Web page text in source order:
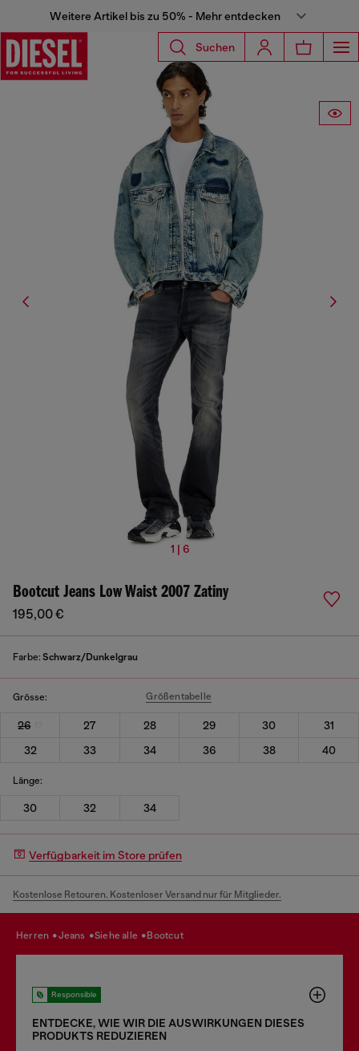
Weitere Artikel bis zu 50% - Mehr entdecken
Suchen
1 | 6
Bootcut Jeans Low Waist 2007 Zatiny
195,00 €
Farbe: Schwarz/Dunkelgrau
Grösse: Größentabelle
26 27 28 29 30
31
32
33 34 36 38 40
Länge:
30 32 34
Verfügbarkeit im Store prüfen
Kostenlose Retouren. Kostenloser Versand nur für Mitglieder.
herren jeans siehe alle bootcut
Responsible
ENTDECKE, WIE WIR DIE AUSWIRKUNGEN DIESES
PRODUKTS REDUZIEREN